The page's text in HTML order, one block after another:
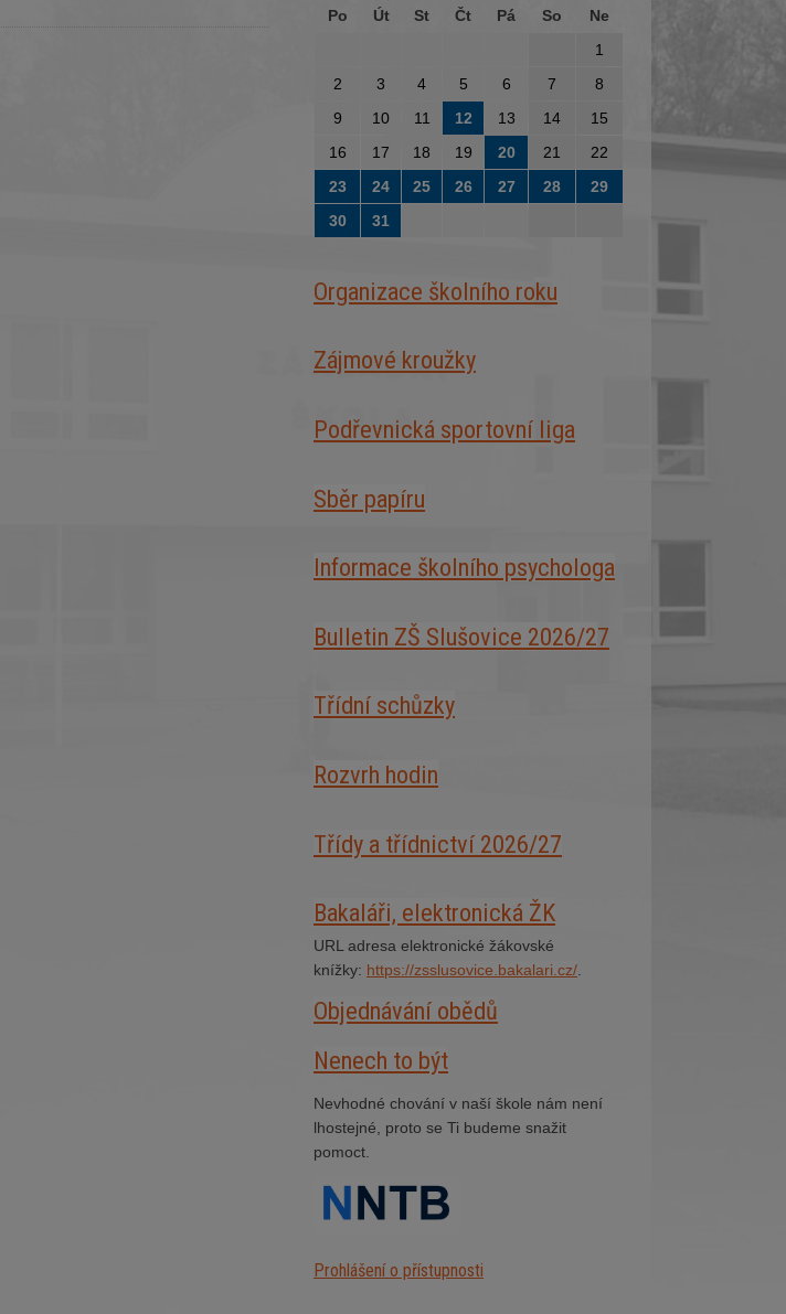
Po
Út St Čt Pá So
Ne
1
2
3 4 5 6 7
8
9
10 11 12 13 14
15
16
17 18 19 20 21
22
23
24 25 26 27 28
29
30
31
Organizace školního roku
Zájmové kroužky
Podřevnická sportovní liga
Sběr papíru
Informace školního psychologa
Bulletin ZŠ Slušovice 2026/27
Třídní schůzky
Rozvrh hodin
Třídy a třídnictví 2026/27
Bakaláři, elektronická ŽK
URL adresa elektronické žákovské
knížky: https://zsslusovice.bakalari.cz/
Objednávání obědů
Nenech to být
Nevhodné chování v naší škole nám není
lhostejné, proto se Ti budeme snažit
pomoct.
Prohlášení o přístupnosti